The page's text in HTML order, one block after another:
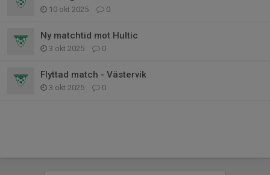
10 okt 2025 0
Ny matchtid mot Hultic
3 okt 2025 0
Flyttad match - Västervik
3 okt 2025 0